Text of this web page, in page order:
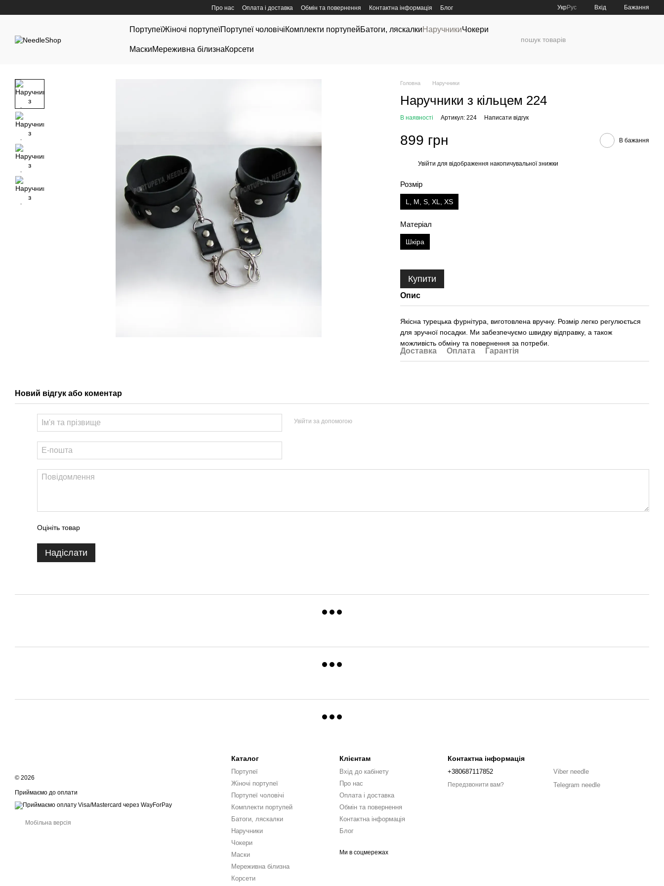
Про нас Оплата і доставка Обмін та повернення Контактна інформація Блог УкрРус Вхід Бажання
ПортупеїЖіночі портупеїПортупеї чоловічіКомплекти портупейБатоги, ляскалкиНаручникиЧокери
МаскиМереживна білизнаКорсети
Головна Наручники
Наручники з кільцем 224
В наявності Артикул: 224 Написати відгук
899 грн В бажання
Увійти для відображення накопичувальної знижки
Розмір
L, M, S, XL, XS
Матеріал
Шкіра
Купити
Опис
Якісна турецька фурнітура, виготовлена вручну. Розмір легко регулюється
для зручної посадки. Ми забезпечуємо швидку відправку, а також
можливість обміну та повернення за потреби.
Доставка Оплата Гарантія
Новий відгук або коментар
Увійти за допомогою
Оцініть товар
Надіслати
© 2026
Приймаємо до оплати
Мобільна версія
Каталог
Портупеї
Жіночі портупеї
Портупеї чоловічі
Комплекти портупей
Батоги, ляскалки
Наручники
Чокери
Маски
Мереживна білизна
Корсети
Клієнтам
Вхід до кабінету
Про нас
Оплата і доставка
Обмін та повернення
Контактна інформація
Блог
Ми в соцмережах
Контактна інформація
+380687117852
Передзвонити вам?
Viber needle
Telegram needle